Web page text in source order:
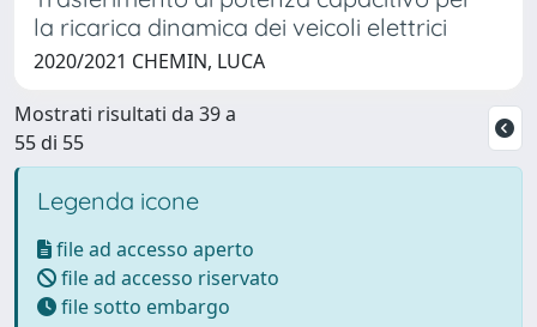
la ricarica dinamica dei veicoli elettrici
2020/2021 CHEMIN, LUCA
Mostrati risultati da 39 a
55 di 55
Legenda icone
file ad accesso aperto
file ad accesso riservato
file sotto embargo